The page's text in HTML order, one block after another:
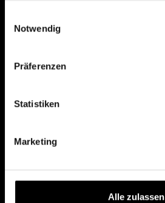
Notwendig
Präferenzen
Statistiken
Marketing
Alle zulassen
All rights reserved.
Depot eröffnen
Depot übertragen
Konditionen